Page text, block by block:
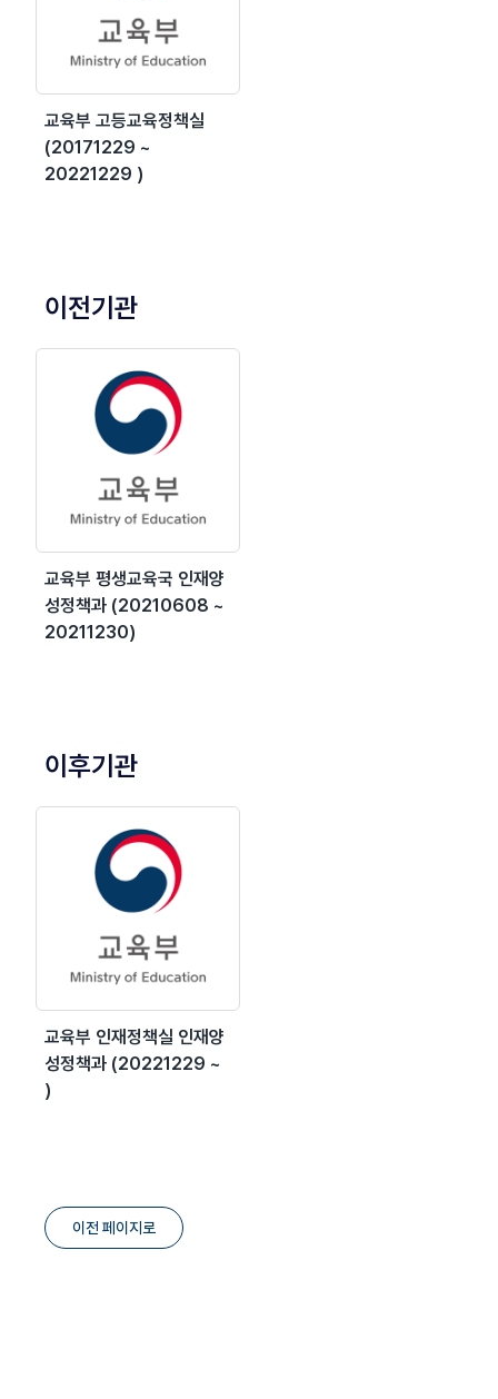
교육부 고등교육정책실
(20171229 ~
20221229 )
이전기관
교육부 평생교육국 인재양
성정책과 (20210608 ~
20211230)
이후기관
교육부 인재정책실 인재양
성정책과 (20221229 ~
)
이전 페이지로